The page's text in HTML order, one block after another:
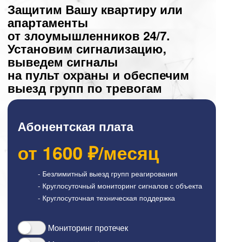
Защитим Вашу квартиру или
апартаменты
от злоумышленников 24/7.
Установим сигнализацию,
выведем сигналы
на пульт охраны и обеспечим
выезд групп по тревогам
Абонентская плата
от 1600 ₽/месяц
- Безлимитный выезд групп реагирования
- Круглосуточный мониторинг сигналов с объекта
- Круглосуточная техническая поддержка
Мониторинг протечек